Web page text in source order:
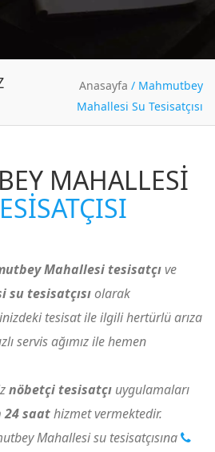
Anasayfa / Mahmutbey
Mahallesi Su Tesisatçısı
MAHALLESI
Mahallesi tesisatçıve
su tesisatçısıolarak
tesisat ile ilgili hertürlü arıza
servis ağımız ile hemen
nöbetçi tesisatçı uygulamaları
24 saathizmet vermektedir.
Mahallesi su tesisatçısına